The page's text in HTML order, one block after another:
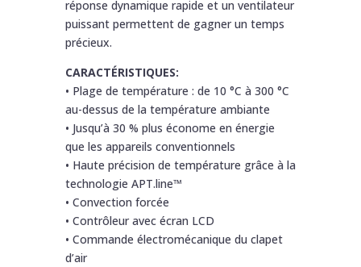
réponse dynamique rapide et un ventilateur
puissant permettent de gagner un temps
précieux.
CARACTÉRISTIQUES:
• Plage de température : de 10 °C à 300 °C
au-dessus de la température ambiante
• Jusqu’à 30 % plus économe en énergie
que les appareils conventionnels
• Haute précision de température grâce à la
technologie APT.line™
• Convection forcée
• Contrôleur avec écran LCD
• Commande électromécanique du clapet
d’air